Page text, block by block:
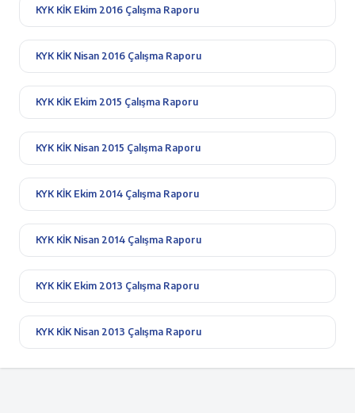
KYK KİK Ekim 2016 Çalışma Raporu
KYK KİK Nisan 2016 Çalışma Raporu
KYK KİK Ekim 2015 Çalışma Raporu
KYK KİK Nisan 2015 Çalışma Raporu
KYK KİK Ekim 2014 Çalışma Raporu
KYK KİK Nisan 2014 Çalışma Raporu
KYK KİK Ekim 2013 Çalışma Raporu
KYK KİK Nisan 2013 Çalışma Raporu